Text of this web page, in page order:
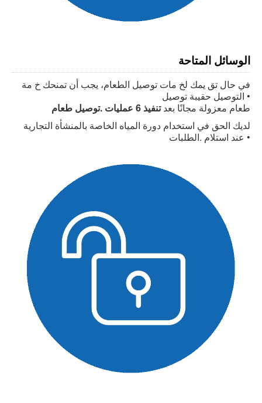
الوسائل المتاحة
في حال تق يمك لخ مات توصيل الطعام، يجب أن تمنحك خ مة
التوصيل حقيبة توصيل •
طعام معزولة مجانًا بعدتنفيذ 6 عمليات
.توصيل طعام
لديك الحق في استخدام دورة المياه الخاصة بالمنشأة التجارية
عند استلام .الطلبات •